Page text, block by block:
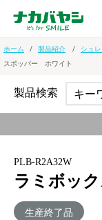
ホーム 製品紹介 シュ
スポッパー ホワイト
PLB-R2A32W
ラミボッ
生産終了品
製品検索